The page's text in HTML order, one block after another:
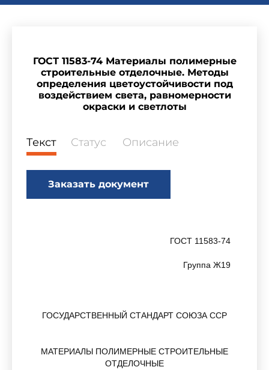
ГОСТ 11583-74 Материалы полимерные
строительные отделочные. Методы
определения цветоустойчивости под
воздействием света, равномерности
окраски и светлоты
Текст Статус Описание
Заказать документ
ГОСТ 11583-74
Группа Ж19
ГОСУДАРСТВЕННЫЙ СТАНДАРТ СОЮЗА ССР
МАТЕРИАЛЫ ПОЛИМЕРНЫЕ СТРОИТЕЛЬНЫЕ
ОТДЕЛОЧНЫЕ